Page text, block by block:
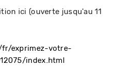
ici (ouverte jusqu'au 11
exprimez-votre-
index.html